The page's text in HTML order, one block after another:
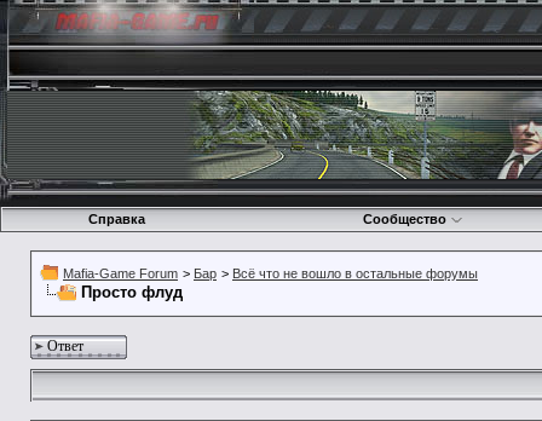
Справка Сообщество
Mafia-Game Forum > Бар > Всё что не вошло в остальные форумы
Просто флуд
Ответ